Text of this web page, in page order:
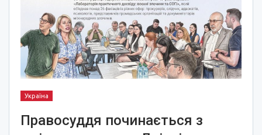
Україна
Правосуддя починається з